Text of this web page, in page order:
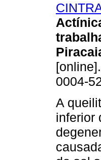
0004-
A
inferior